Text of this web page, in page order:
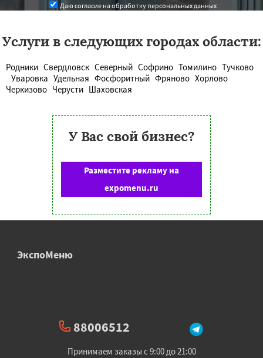
Даю согласие на обработку персональных данных
Услуги в следующих городах области:
Родники Свердловск Северный Софрино Томилино Тучково
Уваровка Удельная Фосфоритный Фряново Хорлово
Черкизово Черусти Шаховская
У Вас свой бизнес?
Разместите рекламу на
expomenu.ru
ЭкспоМеню
88006512
Принимаем заказы с 9:00 до 21:00